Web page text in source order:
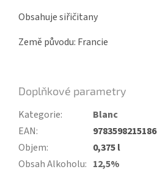
Obsahuje siřičitany
Země původu: Francie
Doplňkové parametry
Kategorie:
Blanc
EAN:
9783598215186
Objem:
0,375 l
Obsah Alkoholu: 12,5%